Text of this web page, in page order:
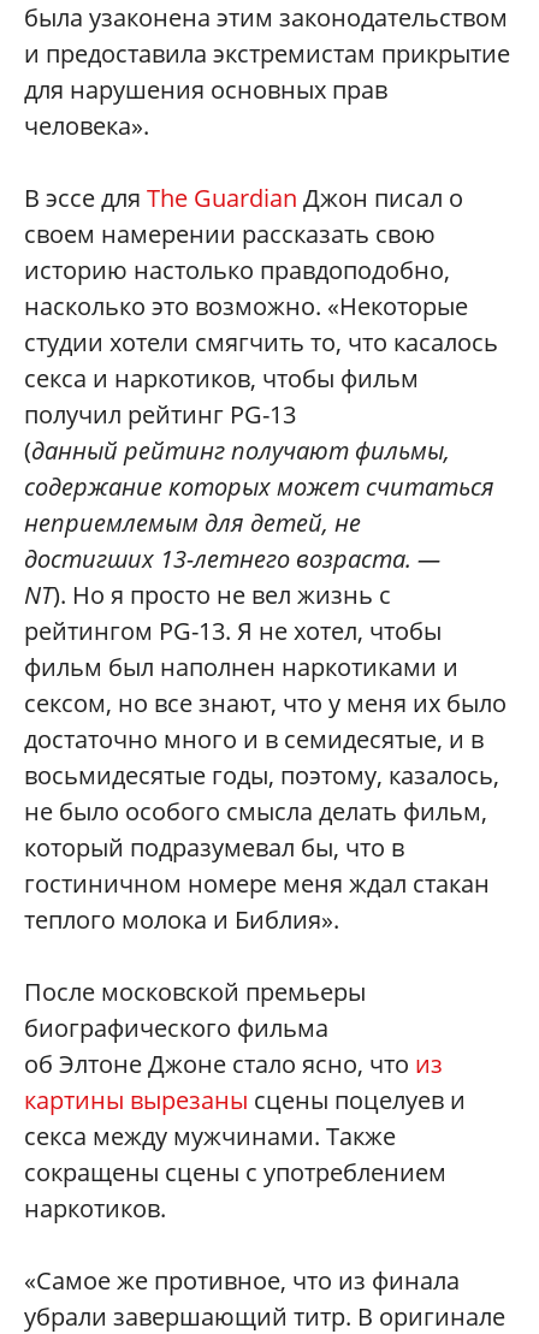
была узаконена этим законодательством
и предоставила экстремистам прикрытие
для нарушения основных прав
человека».
В эссе для The Guardian Джон писал о
своем намерении рассказать свою
историю настолько правдоподобно,
насколько это возможно. «Некоторые
студии хотели смягчить то, что касалось
секса и наркотиков, чтобы фильм
получил рейтинг PG-13
(данный рейтинг получают фильмы,
содержание которых может считаться
неприемлемым для детей, не
достигших 13-летнего возраста. —
NT). Но я просто не вел жизнь с
рейтингом PG-13. Я не хотел, чтобы
фильм был наполнен наркотиками и
сексом, но все знают, что у меня их было
достаточно много и в семидесятые, и в
восьмидесятые годы, поэтому, казалось,
не было особого смысла делать фильм,
который подразумевал бы, что в
гостиничном номере меня ждал стакан
теплого молока и Библия».
После московской премьеры
биографического фильма
об Элтоне Джоне стало ясно, что из
картины вырезаны сцены поцелуев и
секса между мужчинами. Также
сокращены сцены с употреблением
наркотиков.
«Самое же противное, что из финала
убрали завершающий титр. В оригинале